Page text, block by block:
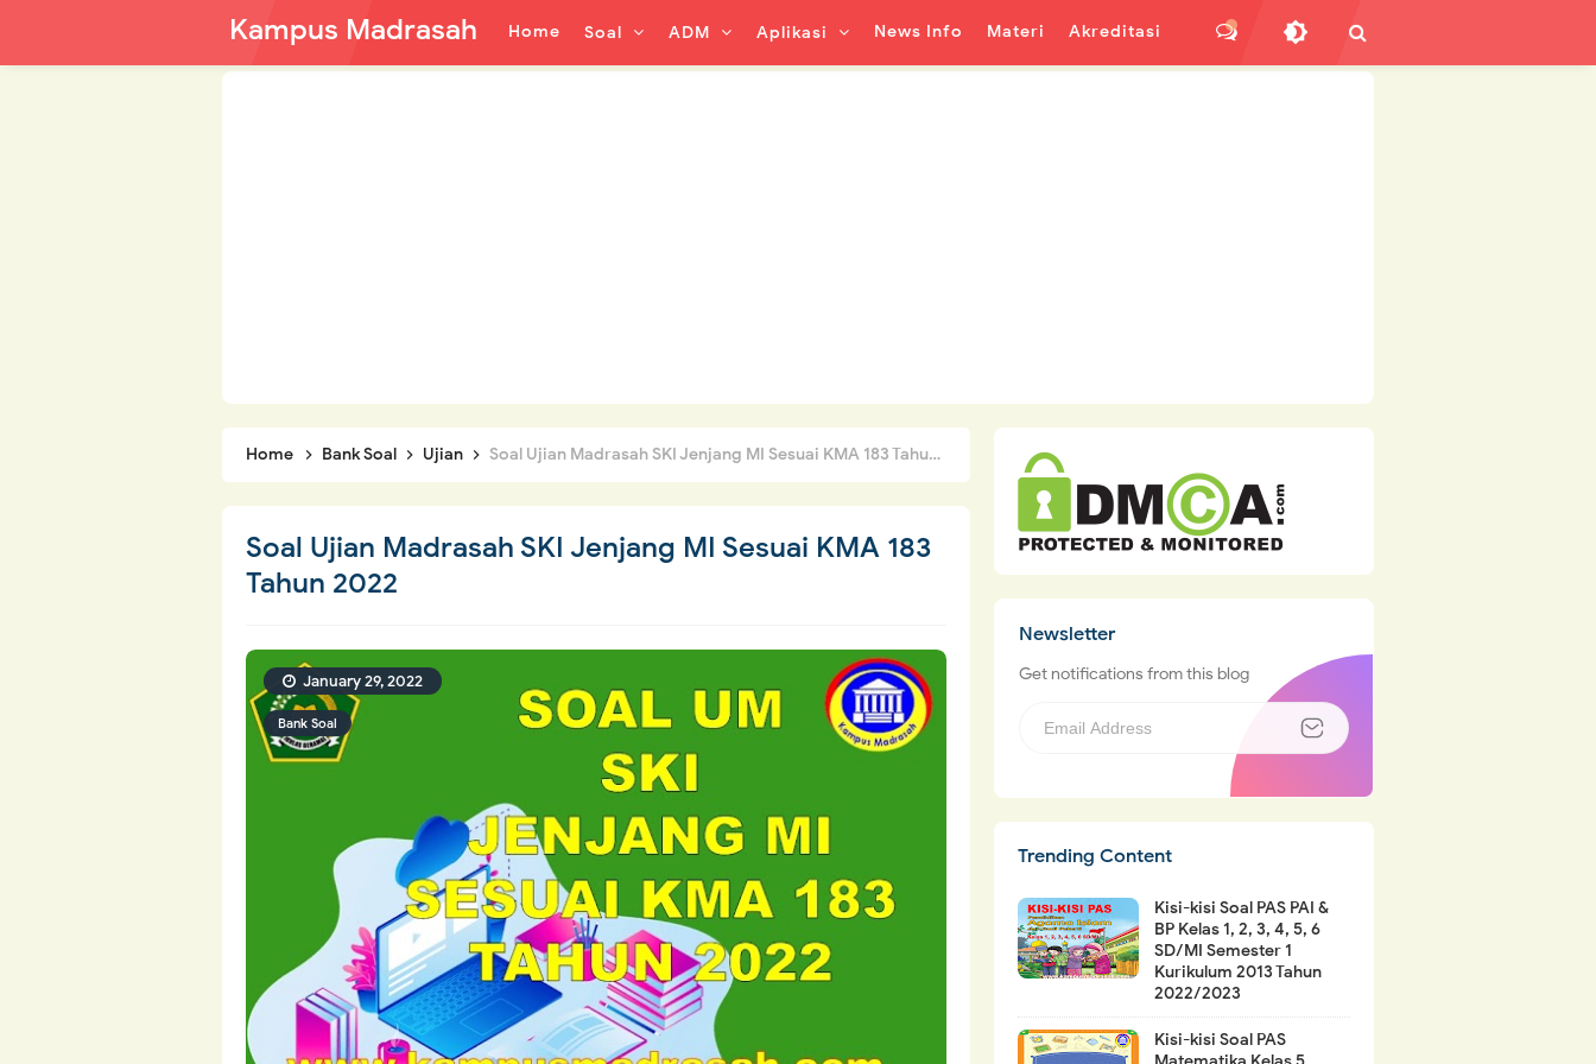
Kampus Madrasah Home Soal ADM Aplikasi News Info Materi Akreditasi
Home Bank Soal Ujian Soal Ujian Madrasah SKI Jenjang MI Sesuai KMA 183 Tahun 2022
Soal Ujian Madrasah SKI Jenjang MI Sesuai KMA 183
Tahun 2022
Bank Soal
January 29, 2022
Newsletter
Get notifications from this blog
Trending Content
Kisi-kisi Soal PAS PAI &
BP Kelas 1, 2, 3, 4, 5, 6
SD/MI Semester 1
Kurikulum 2013 Tahun
2022/2023
Kisi-kisi Soal PAS